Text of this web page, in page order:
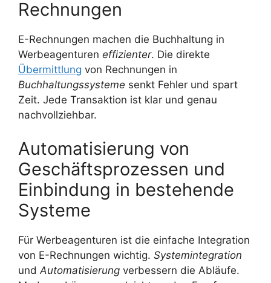
Rechnungen
E-Rechnungen machen die Buchhaltung in
Werbeagenturen effizienter. Die direkte
Übermittlung von Rechnungen in
Buchhaltungssysteme senkt Fehler und spart
Zeit. Jede Transaktion ist klar und genau
nachvollziehbar.
Automatisierung von
Geschäftsprozessen und
Einbindung in bestehende
Systeme
Für Werbeagenturen ist die einfache Integration
von E-Rechnungen wichtig. Systemintegration
und Automatisierung verbessern die Abläufe.